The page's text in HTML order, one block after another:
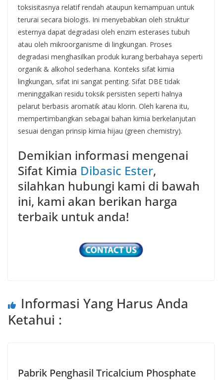
toksisitasnya relatif rendah ataupun kemampuan untuk
terurai secara biologis. Ini menyebabkan oleh struktur
esternya dapat degradasi oleh enzim esterases tubuh
atau oleh mikroorganisme di lingkungan. Proses
degradasi menghasilkan produk kurang berbahaya seperti
organik & alkohol sederhana. Konteks sifat kimia
lingkungan, sifat ini sangat penting. Sifat DBE tidak
meninggalkan residu toksik persisten seperti halnya
pelarut berbasis aromatik atau klorin. Oleh karena itu,
mempertimbangkan sebagai bahan kimia berkelanjutan
sesuai dengan prinsip kimia hijau (green chemistry).
Demikian informasi mengenai
Sifat Kimia Dibasic Ester,
silahkan hubungi kami di bawah
ini, kami akan berikan harga
terbaik untuk anda!
Informasi Yang Harus Anda
Ketahui :
Pabrik Penghasil Tricalcium Phosphate